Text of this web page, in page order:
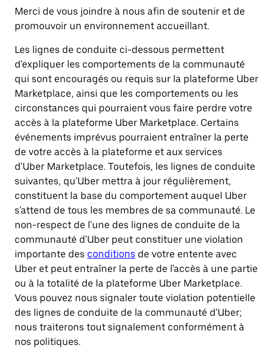
Merci de vous joindre à nous afin de soutenir et de
promouvoir un environnement accueillant.
Les lignes de conduite ci-dessous permettent
d'expliquer les comportements de la communauté
qui sont encouragés ou requis sur la plateforme Uber
Marketplace, ainsi que les comportements ou les
circonstances qui pourraient vous faire perdre votre
accès à la plateforme Uber Marketplace. Certains
événements imprévus pourraient entraîner la perte
de votre accès à la plateforme et aux services
d'Uber Marketplace. Toutefois, les lignes de conduite
suivantes, qu'Uber mettra à jour régulièrement,
constituent la base du comportement auquel Uber
s'attend de tous les membres de sa communauté. Le
non-respect de l'une des lignes de conduite de la
communauté d'Uber peut constituer une violation
importante des conditions de votre entente avec
Uber et peut entraîner la perte de l'accès à une partie
ou à la totalité de la plateforme Uber Marketplace.
Vous pouvez nous signaler toute violation potentielle
des lignes de conduite de la communauté d'Uber;
nous traiterons tout signalement conformément à
nos politiques.